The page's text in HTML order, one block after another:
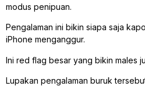
modus penipuan.
Pengalaman ini bikin siapa saja
iPhone menganggur.
Ini red flag besar yang bikin males
Lupakan pengalaman buruk